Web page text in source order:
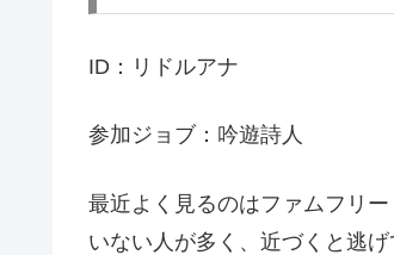
ID：リドルアナ
参加ジョブ：吟遊詩人
最近よく見るのはファムフリ
いない人が多く、近づくと逃